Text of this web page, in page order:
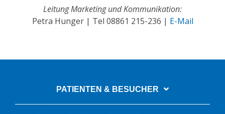
Leitung Marketing und Kommunikation:
Petra Hunger | Tel 08861 215-236 | E-Mail
PATIENTEN & BESUCHER